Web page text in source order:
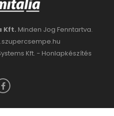
Kft. Minden Jog Fenntartva.
Kft. - Honlapkészítés